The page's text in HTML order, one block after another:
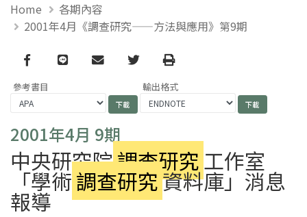
Home
各期內容
2001年4月《調查研究——方法與應用》第9期
Facebook
line email TwitterPrint
參考書目 輸出格式
2001年4月 9期
中央研究院調查研究工作室
「學術調查研究資料庫」消息
報導